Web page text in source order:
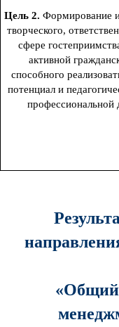
Цель 2. Формирование
творческого,
сфере
активной
способного
потенциал и
профессиональной
«Общий